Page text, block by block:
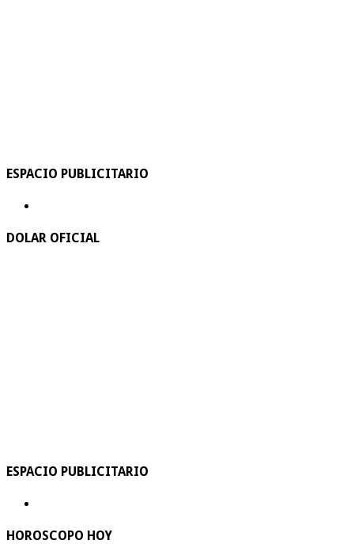
ESPACIO PUBLICITARIO
DOLAR OFICIAL
ESPACIO PUBLICITARIO
HOROSCOPO HOY